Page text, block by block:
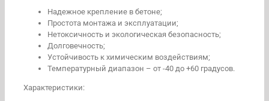
Надежное крепление в бетоне;
Простота монтажа и эксплуатации;
Нетоксичность и экологическая безопасность;
Долговечность;
Устойчивость к химическим воздействиям;
Температурный диапазон – от -40 до +60 градусов.
Характеристики: